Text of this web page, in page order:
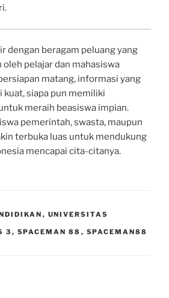
dengan beragam peluang yang
pelajar dan mahasiswa
matang, informasi yang
kuat, siapa pun memiliki
meraih beasiswa impian.
pemerintah, swasta, maupun
terbuka luas untuk mendukung
mencapai cita-citanya.
, UNIVERSITAS
3 , SPACEMAN 88 , SPACEMAN88